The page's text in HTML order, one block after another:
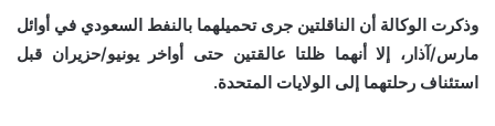
وذكرت الوكالة أن الناقلتين جرى تحميلهما بالنفط السعودي في أوائل
مارس/آذار، إلا أنهما ظلتا عالقتين حتى أواخر يونيو/حزيران قبل
استئناف رحلتهما إلى الولايات المتحدة.